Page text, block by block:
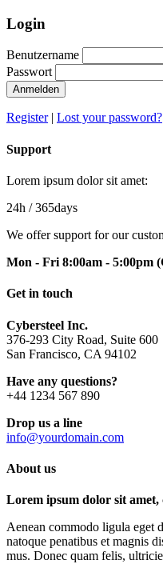
Login
Benutzername
Passwort
Anmelden
Register| Lost your password?
Support
Lorem ipsum dolor sit amet:
24h / 365days
We offer support for our
Mon - Fri 8:00am - 5:00pm
Get in touch
Cybersteel Inc.
376-293 City Road, Suite 600
San Francisco, CA 94102
Have any questions?
+44 1234 567 890
Drop us a line
info@yourdomain.com
About us
Lorem ipsum dolor sit amet,
Aenean commodo ligula eget
natoque penatibus et magnis
mus. Donec quam felis,